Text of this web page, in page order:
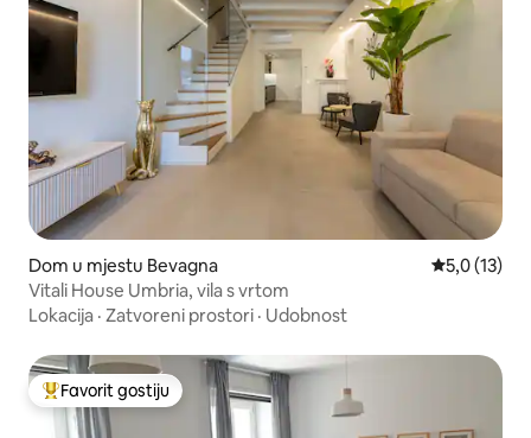
Dom u mjestu Bevagna Prosječna
5,0 (13)
Vitali House Umbria, vila s vrtom
Lokacija · Zatvoreni prostori · Udobnost
Glavni favorit gostiju
Favorit gostiju